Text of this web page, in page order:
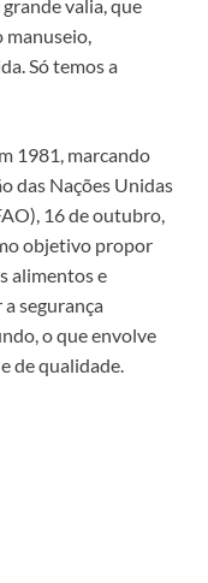
valia, que
manuseio,
Só temos a
1981, marcando
das Nações Unidas
16 de outubro,
objetivo propor
alimentos e
segurança
o que envolve
de qualidade.